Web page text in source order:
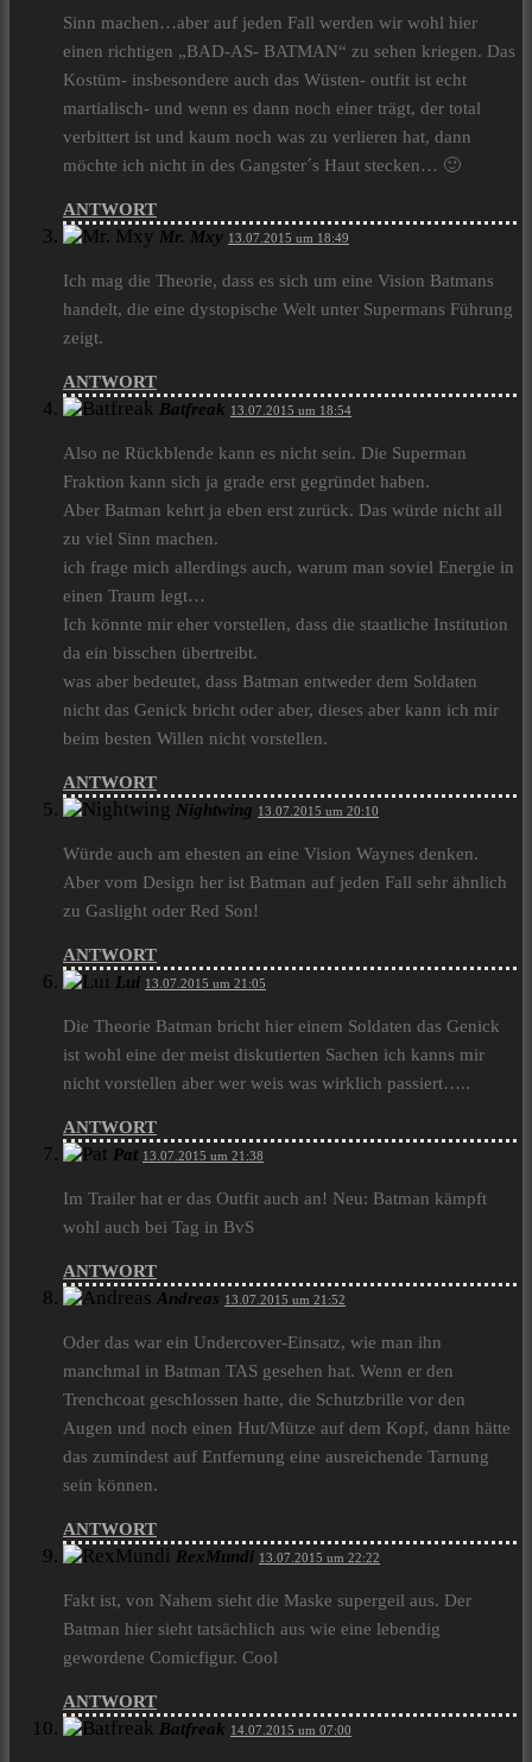
Sinn machen…aber auf jeden Fall werden wir wohl hier
einen richtigen „BAD-AS- BATMAN“ zu sehen kriegen. Das
Kostüm- insbesondere auch das Wüsten- outfit ist echt
martialisch- und wenn es dann noch einer trägt, der total
verbittert ist und kaum noch was zu verlieren hat, dann
möchte ich nicht in des Gangster´s Haut stecken… 🙂
ANTWORT
Mr. Mxy 13.07.2015 um 18:49
Ich mag die Theorie, dass es sich um eine Vision Batmans
handelt, die eine dystopische Welt unter Supermans Führung
zeigt.
ANTWORT
Batfreak 13.07.2015 um 18:54
Also ne Rückblende kann es nicht sein. Die Superman
Fraktion kann sich ja grade erst gegründet haben.
Aber Batman kehrt ja eben erst zurück. Das würde nicht all
zu viel Sinn machen.
ich frage mich allerdings auch, warum man soviel Energie in
einen Traum legt…
Ich könnte mir eher vorstellen, dass die staatliche Institution
da ein bisschen übertreibt.
was aber bedeutet, dass Batman entweder dem Soldaten
nicht das Genick bricht oder aber, dieses aber kann ich mir
beim besten Willen nicht vorstellen.
ANTWORT
Nightwing 13.07.2015 um 20:10
Würde auch am ehesten an eine Vision Waynes denken.
Aber vom Design her ist Batman auf jeden Fall sehr ähnlich
zu Gaslight oder Red Son!
ANTWORT
Lui 13.07.2015 um 21:05
Die Theorie Batman bricht hier einem Soldaten das Genick
ist wohl eine der meist diskutierten Sachen ich kanns mir
nicht vorstellen aber wer weis was wirklich passiert…..
ANTWORT
Pat 13.07.2015 um 21:38
Im Trailer hat er das Outfit auch an! Neu: Batman kämpft
wohl auch bei Tag in BvS
ANTWORT
Andreas 13.07.2015 um 21:52
Oder das war ein Undercover-Einsatz, wie man ihn
manchmal in Batman TAS gesehen hat. Wenn er den
Trenchcoat geschlossen hatte, die Schutzbrille vor den
Augen und noch einen Hut/Mütze auf dem Kopf, dann hätte
das zumindest auf Entfernung eine ausreichende Tarnung
sein können.
ANTWORT
RexMundi 13.07.2015 um 22:22
Fakt ist, von Nahem sieht die Maske supergeil aus. Der
Batman hier sieht tatsächlich aus wie eine lebendig
gewordene Comicfigur. Cool
ANTWORT
Batfreak 14.07.2015 um 07:00